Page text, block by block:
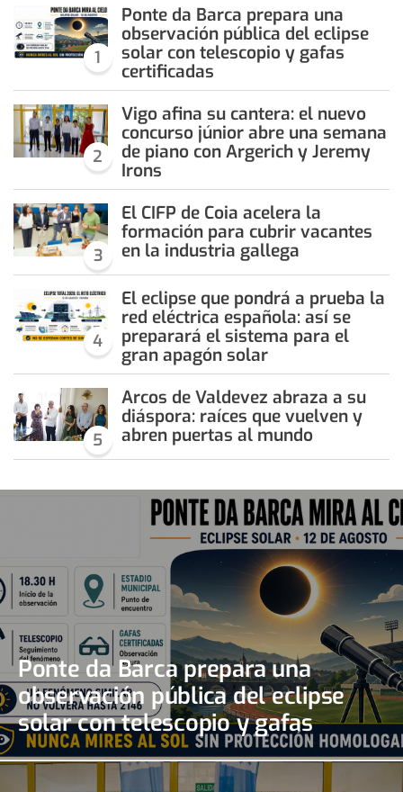
1
Ponte da Barca prepara una
observación pública del eclipse
solar con telescopio y gafas
certificadas
2
Vigo afina su cantera: el nuevo
concurso júnior abre una semana
de piano con Argerich y Jeremy
Irons
3
El CIFP de Coia acelera la
formación para cubrir vacantes
en la industria gallega
4
El eclipse que pondrá a prueba la
red eléctrica española: así se
preparará el sistema para el
gran apagón solar
5
Arcos de Valdevez abraza a su
diáspora: raíces que vuelven y
abren puertas al mundo
Ponte da Barca prepara una
observación pública del eclipse
solar con telescopio y gafas
certificadas